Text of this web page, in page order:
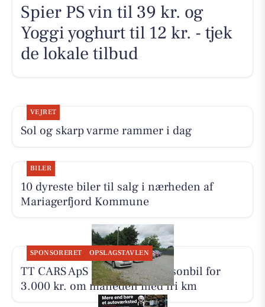
Spier PS vin til 39 kr. og
Yoggi yoghurt til 12 kr. - tjek
de lokale tilbud
VEJRET
Sol og skarp varme rammer i dag
BILER
10 dyreste biler til salg i nærheden af
Mariagerfjord Kommune
SPONSORERET OPSLAGSTAVLEN
TT CARS ApS udlejer lille personbil for
3.000 kr. om måneden med fri km